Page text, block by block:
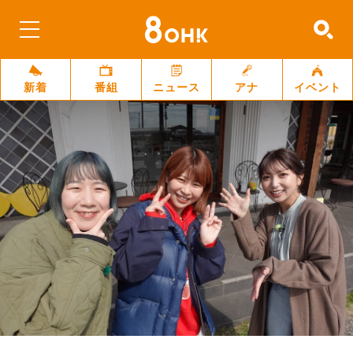
新着 番組 ニュース アナ イベント